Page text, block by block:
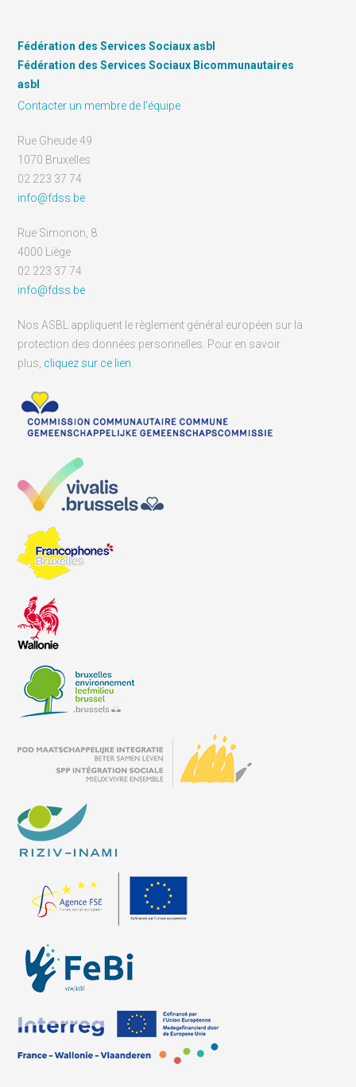
Fédération des Services Sociaux asbl
Fédération des Services Sociaux Bicommunautaires
asbl
Contacter un membre de l’équipe
Rue Gheude 49
1070 Bruxelles
02 223 37 74
info@fdss.be
Rue Simonon, 8
4000 Liège
02 223 37 74
info@fdss.be
Nos ASBL appliquent le règlement général européen sur la
protection des données personnelles. Pour en savoir
plus, cliquez sur ce lien